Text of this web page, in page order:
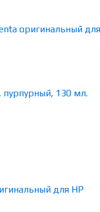
оригинальный